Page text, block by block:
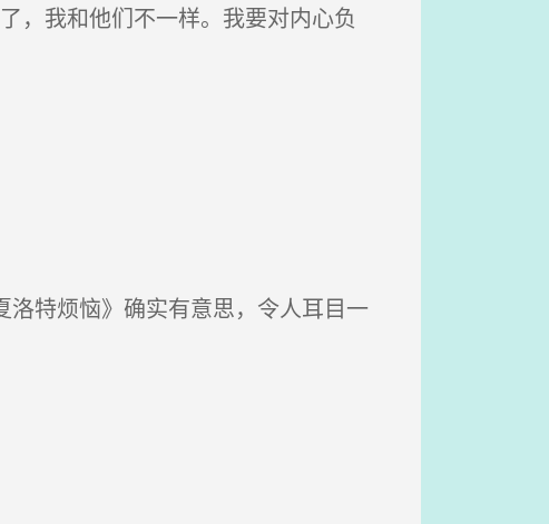
，我和他们不一样。我要对内心负
特烦恼》确实有意思，令人耳目一